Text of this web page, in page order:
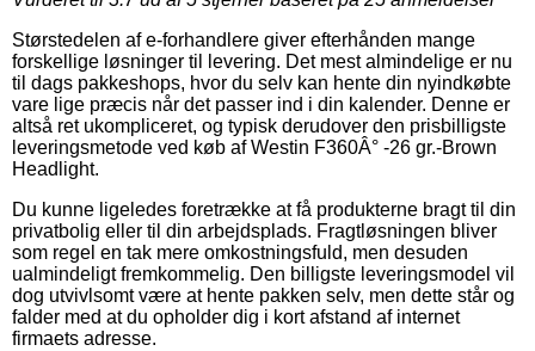
Størstedelen af e-forhandlere giver efterhånden mange
forskellige løsninger til levering. Det mest almindelige er nu
til dags pakkeshops, hvor du selv kan hente din nyindkøbte
vare lige præcis når det passer ind i din kalender. Denne er
altså ret ukompliceret, og typisk derudover den prisbilligste
leveringsmetode ved køb af Westin F360Â° -26 gr.-Brown
Headlight.
Du kunne ligeledes foretrække at få produkterne bragt til din
privatbolig eller til din arbejdsplads. Fragtløsningen bliver
som regel en tak mere omkostningsfuld, men desuden
ualmindeligt fremkommelig. Den billigste leveringsmodel vil
dog utvivlsomt være at hente pakken selv, men dette står og
falder med at du opholder dig i kort afstand af internet
firmaets adresse.